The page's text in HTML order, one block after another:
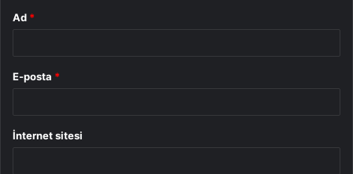
Ad *
E-posta *
İnternet sitesi